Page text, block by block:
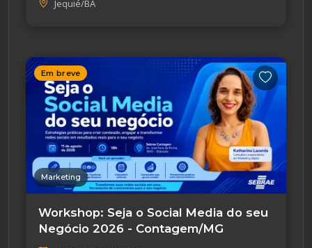
Jequié/BA
Em breve
Marketing
Workshop: Seja o Social Media do seu
Negócio 2026 - Contagem/MG